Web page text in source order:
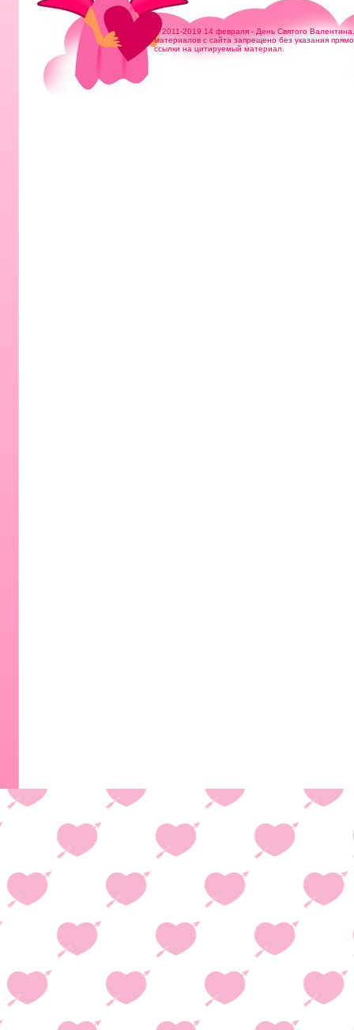
© 2011-2019 14 февраля - День Святого
материалов с сайта запрещено без указания
ссылки на цитируемый материал.